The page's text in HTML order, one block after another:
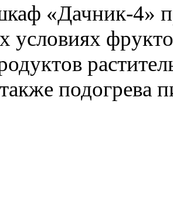
«Дачник-4»
условиях
подогрева